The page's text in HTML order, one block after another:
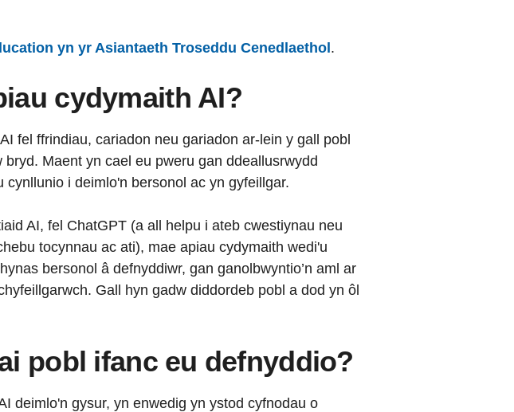
yn yr Asiantaeth Troseddu Cenedlaethol .
cydymaith AI?
fel ffrindiau, cariadon neu gariadon ar-lein y gall pobl
bryd. Maent yn cael eu pweru gan ddeallusrwydd
cynllunio i deimlo'n bersonol ac yn gyfeillgar.
AI, fel ChatGPT (a all helpu i ateb cwestiynau neu
tocynnau ac ati), mae apiau cydymaith wedi'u
bersonol â defnyddiwr, gan ganolbwyntio’n aml ar
Gall hyn gadw diddordeb pobl a dod yn ôl
pobl ifanc eu defnyddio?
deimlo'n gysur, yn enwedig yn ystod cyfnodau o